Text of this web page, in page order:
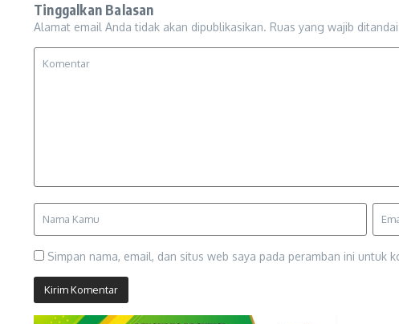
Tinggalkan Balasan
Alamat email Anda tidak akan dipublikasikan. Ruas yang wajib ditandai
Simpan nama, email, dan situs web saya pada peramban ini untuk